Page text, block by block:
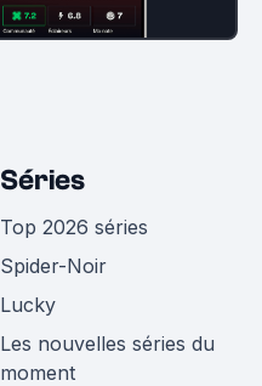
Séries
Top 2026 séries
Spider-Noir
Lucky
Les nouvelles séries du
moment